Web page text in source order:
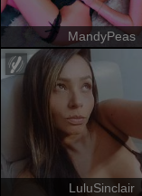
MandyPeas
LuluSinclair